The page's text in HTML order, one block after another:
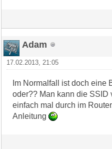
Adam
17.02.2013, 21:05
Im Normalfall ist doch eine
oder?? Man kann die SSID
einfach mal durch im
Anleitung